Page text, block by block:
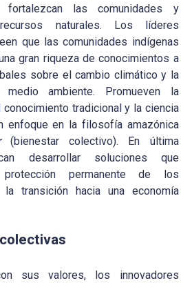
fortalezcan las comunidades y
naturales. Los líderes
que las comunidades indígenas
gran riqueza de conocimientos a
sobre el cambio climático y la
ambiente. Promueven la
conocimiento tradicional y la ciencia
enfoque en la filosofía amazónica
(bienestar colectivo). En última
desarrollar soluciones que
permanente de los
transición hacia una economía
sus valores, los innovadores